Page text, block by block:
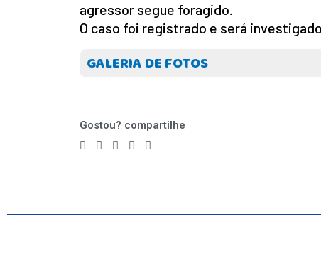
agressor segue foragido.
O caso foi registrado e será
GALERIA DE FOTOS
Gostou? compartilhe